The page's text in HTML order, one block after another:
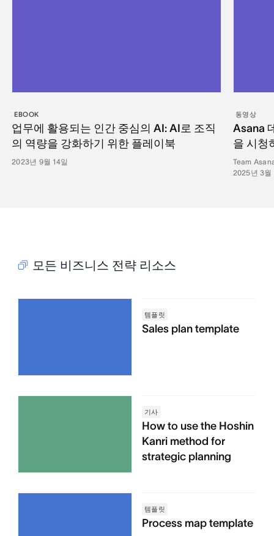
EBOOK
업무에 활용되는 인간 중심의 AI: AI로 조직
의 역량을 강화하기 위한 플레이북
2023년 9월 14일
동영상
Asana
을 시청
Team
2025년 3월
모든 비즈니스 전략 리소스
템플릿
Sales plan template
기사
How to use the Hoshin
Kanri method for
strategic planning
템플릿
Process map template